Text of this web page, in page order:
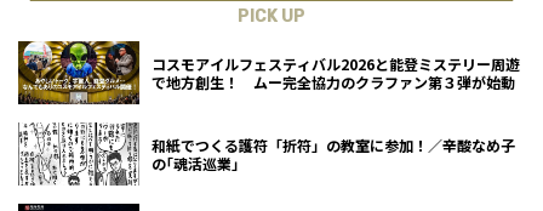
PICK UP
コスモアイルフェスティバル2026と能登ミステリー周遊
で地方創生！ ムー完全協力のクラファン第３弾が始動
和紙でつくる護符「折符」の教室に参加！／辛酸なめ子
の｢魂活巡業｣